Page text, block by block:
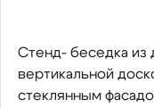
Стенд- беседка из
вертикальной
стеклянным